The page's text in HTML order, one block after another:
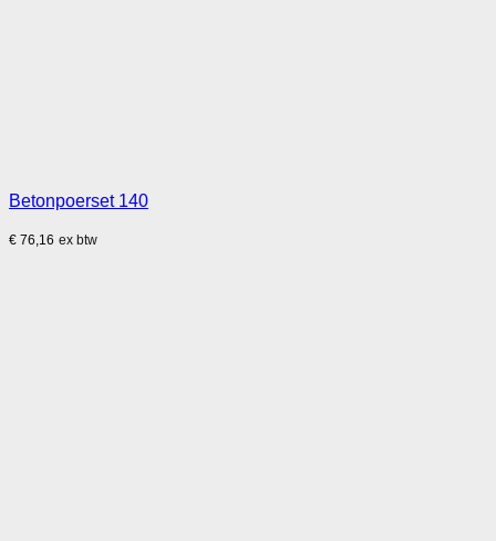
Betonpoerset 140
€ 76,16 ex btw